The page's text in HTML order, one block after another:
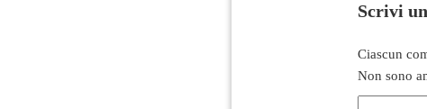
Scrivi
Ciascun
Non sono